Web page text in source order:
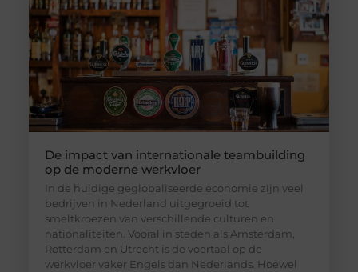
De impact van internationale teambuilding
op de moderne werkvloer
In de huidige geglobaliseerde economie zijn veel
bedrijven in Nederland uitgegroeid tot
smeltkroezen van verschillende culturen en
nationaliteiten. Vooral in steden als Amsterdam,
Rotterdam en Utrecht is de voertaal op de
werkvloer vaker Engels dan Nederlands. Hoewel